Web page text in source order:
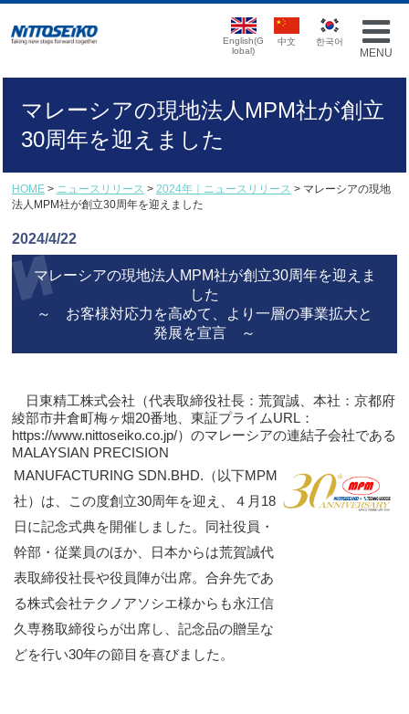
MENU
English(G
lobal)
中文 한국어
マレーシアの現地法人MPM社が創立
30周年を迎えました
HOME > ニュースリリース > 2024年｜ニュースリリース > マレーシアの現地
法人MPM社が創立30周年を迎えました
2024/4/22
マレーシアの現地法人MPM社が創立30周年を迎えま
した
～ お客様対応力を高めて、より一層の事業拡大と
発展を宣言 ～
日東精工株式会社（代表取締役社長：荒賀誠、本社：京都府
綾部市井倉町梅ヶ畑20番地、東証プライムURL：
https://www.nittoseiko.co.jp/）のマレーシアの連結子会社である
MALAYSIAN PRECISION
MANUFACTURING SDN.BHD.（以下MPM
社）は、この度創立30周年を迎え、４月18
日に記念式典を開催しました。同社役員・
幹部・従業員のほか、日本からは荒賀誠代
表取締役社長や役員陣が出席。合弁先であ
る株式会社テクノアソシエ様からも永江信
久専務取締役らが出席し、記念品の贈呈な
どを行い30年の節目を喜びました。